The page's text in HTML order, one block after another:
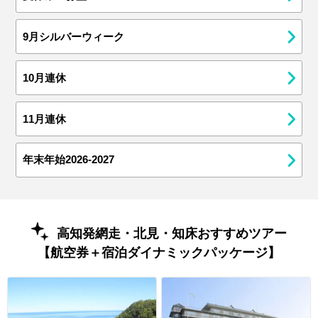
9月シルバーウィーク
10月連休
11月連休
年末年始2026-2027
高知発網走・北見・知床おすすめツアー
【航空券＋宿泊ダイナミックパッケージ】